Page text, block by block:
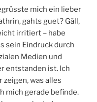
mich ein lieber
gahts guet? Gäll,
irritiert – habe
sein Eindruck durch
Medien und
entstanden ist. Ich
was alles
mich gerade befinde.